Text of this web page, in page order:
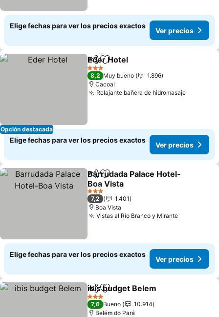
Elige fechas para ver los precios exactos
Ver precios
Opción destacada
CompartirAgregar a favoritos
Eder Hotel
3 Estrellas
8,2 Muy bueno
1.896
Cacoal
Relajante bañera de hidromasaje
Elige fechas para ver los precios exactos
Ver precios
CompartirAgregar a favoritos
Barrudada Palace Hotel-
Boa Vista
3 Estrellas
7,2
1.401
Boa Vista
Vistas al Río Branco y Mirante
Elige fechas para ver los precios exactos
Ver precios
CompartirAgregar a favoritos
ibis budget Belem
3 Estrellas
7,6 Bueno
10.914
Belém do Pará